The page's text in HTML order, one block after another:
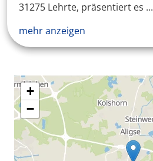
31275 Lehrte, präsentiert es ...
mehr anzeigen
+
−